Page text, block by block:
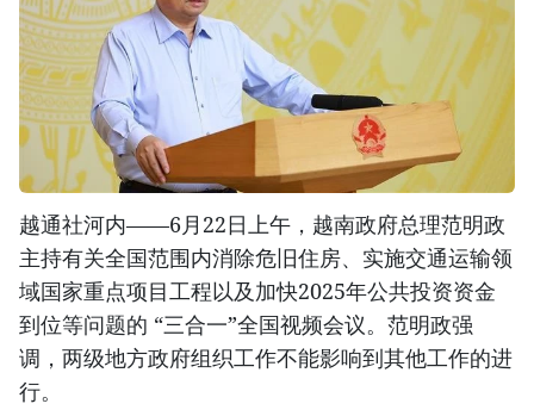
越通社河内——6月22日上午，越南政府总理范明政
主持有关全国范围内消除危旧住房、实施交通运输领
域国家重点项目工程以及加快2025年公共投资资金
到位等问题的 “三合一”全国视频会议。范明政强
调，两级地方政府组织工作不能影响到其他工作的进
行。